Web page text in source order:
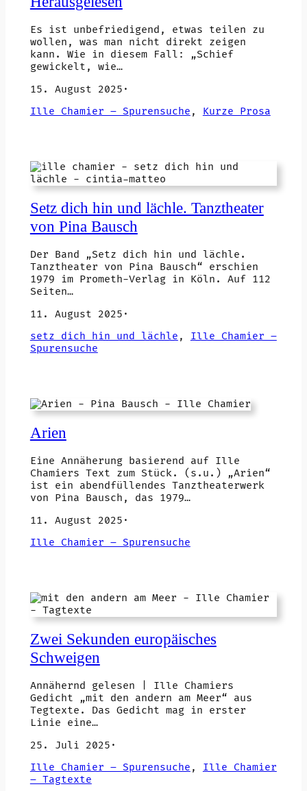
Es ist unbefriedigend, etwas teilen zu
wollen, was man nicht direkt zeigen
kann. Wie in diesem Fall: „Schief
gewickelt, wie…
15. August 2025 ·
Ille Chamier – Spurensuche , Kurze Prosa
Setz dich hin und lächle. Tanztheater
von Pina Bausch
Der Band „Setz dich hin und lächle.
Tanztheater von Pina Bausch“ erschien
1979 im Prometh-Verlag in Köln. Auf 112
Seiten…
11. August 2025 ·
setz dich hin und lächle , Ille Chamier –
Spurensuche
Arien
Eine Annäherung basierend auf Ille
Chamiers Text zum Stück. (s.u.) „Arien“
ist ein abendfüllendes Tanztheaterwerk
von Pina Bausch, das 1979…
11. August 2025 ·
Ille Chamier – Spurensuche
Zwei Sekunden europäisches
Schweigen
Annähernd gelesen | Ille Chamiers
Gedicht „mit den andern am Meer“ aus
Tegtexte. Das Gedicht mag in erster
Linie eine…
25. Juli 2025 ·
Ille Chamier – Spurensuche , Ille Chamier
– Tagtexte